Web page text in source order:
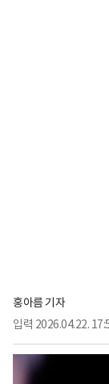
홍아름 기자
입력 2026.04.22.